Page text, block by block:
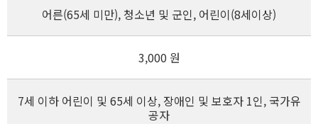
어른(65세 미만), 청소년 및 군인, 어린이(8세이상)
3,000 원
7세 이하 어린이 및 65세 이상, 장애인 및 보호자 1인, 국가유
공자